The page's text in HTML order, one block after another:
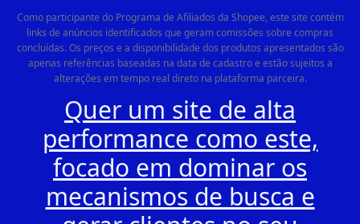
Como participante do Programa de Afiliados da Shopee, este site contém
links de anúncios identificados que geram comissões sobre compras
concluídas. Os preços e a disponibilidade dos produtos apresentados são
apenas referências baseadas na data de cadastro e estão sujeitos a
alterações em tempo real direto na plataforma parceira.
Quer um site de alta
performance como este,
focado em dominar os
mecanismos de busca e